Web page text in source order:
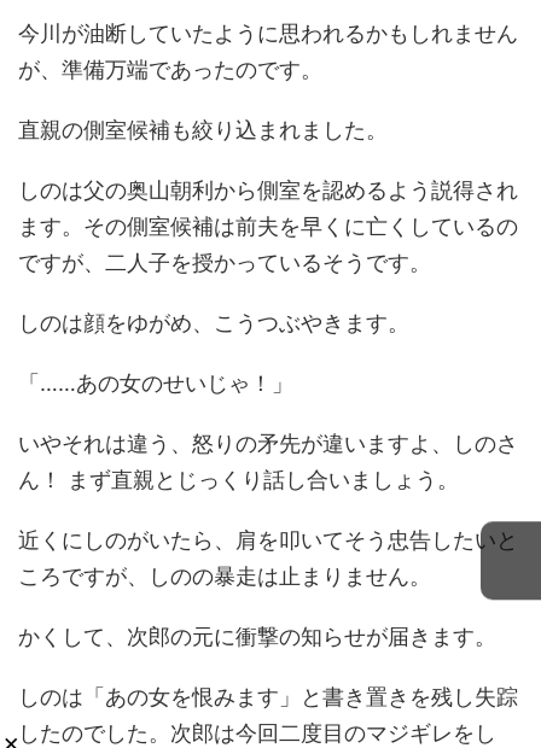
今川が油断していたように思われるかもしれません
が、準備万端であったのです。
直親の側室候補も絞り込まれました。
しのは父の奥山朝利から側室を認めるよう説得され
ます。その側室候補は前夫を早くに亡くしているの
ですが、二人子を授かっているそうです。
しのは顔をゆがめ、こうつぶやきます。
「……あの女のせいじゃ！」
いやそれは違う、怒りの矛先が違いますよ、しのさ
ん！ まず直親とじっくり話し合いましょう。
近くにしのがいたら、肩を叩いてそう忠告したいと
ころですが、しのの暴走は止まりません。
かくして、次郎の元に衝撃の知らせが届きます。
しのは「あの女を恨みます」と書き置きを残し失踪
したのでした。次郎は今回二度目のマジギレをし